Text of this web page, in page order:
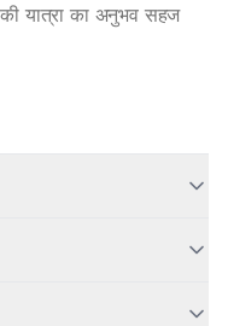
यात्रा का अनुभव सहज